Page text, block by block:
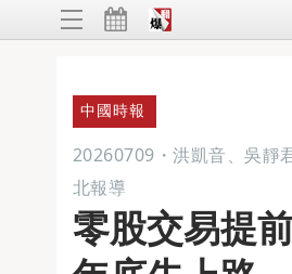
中國時報
20260709 ・ 洪凱音、吳靜
北報導
零股交易提